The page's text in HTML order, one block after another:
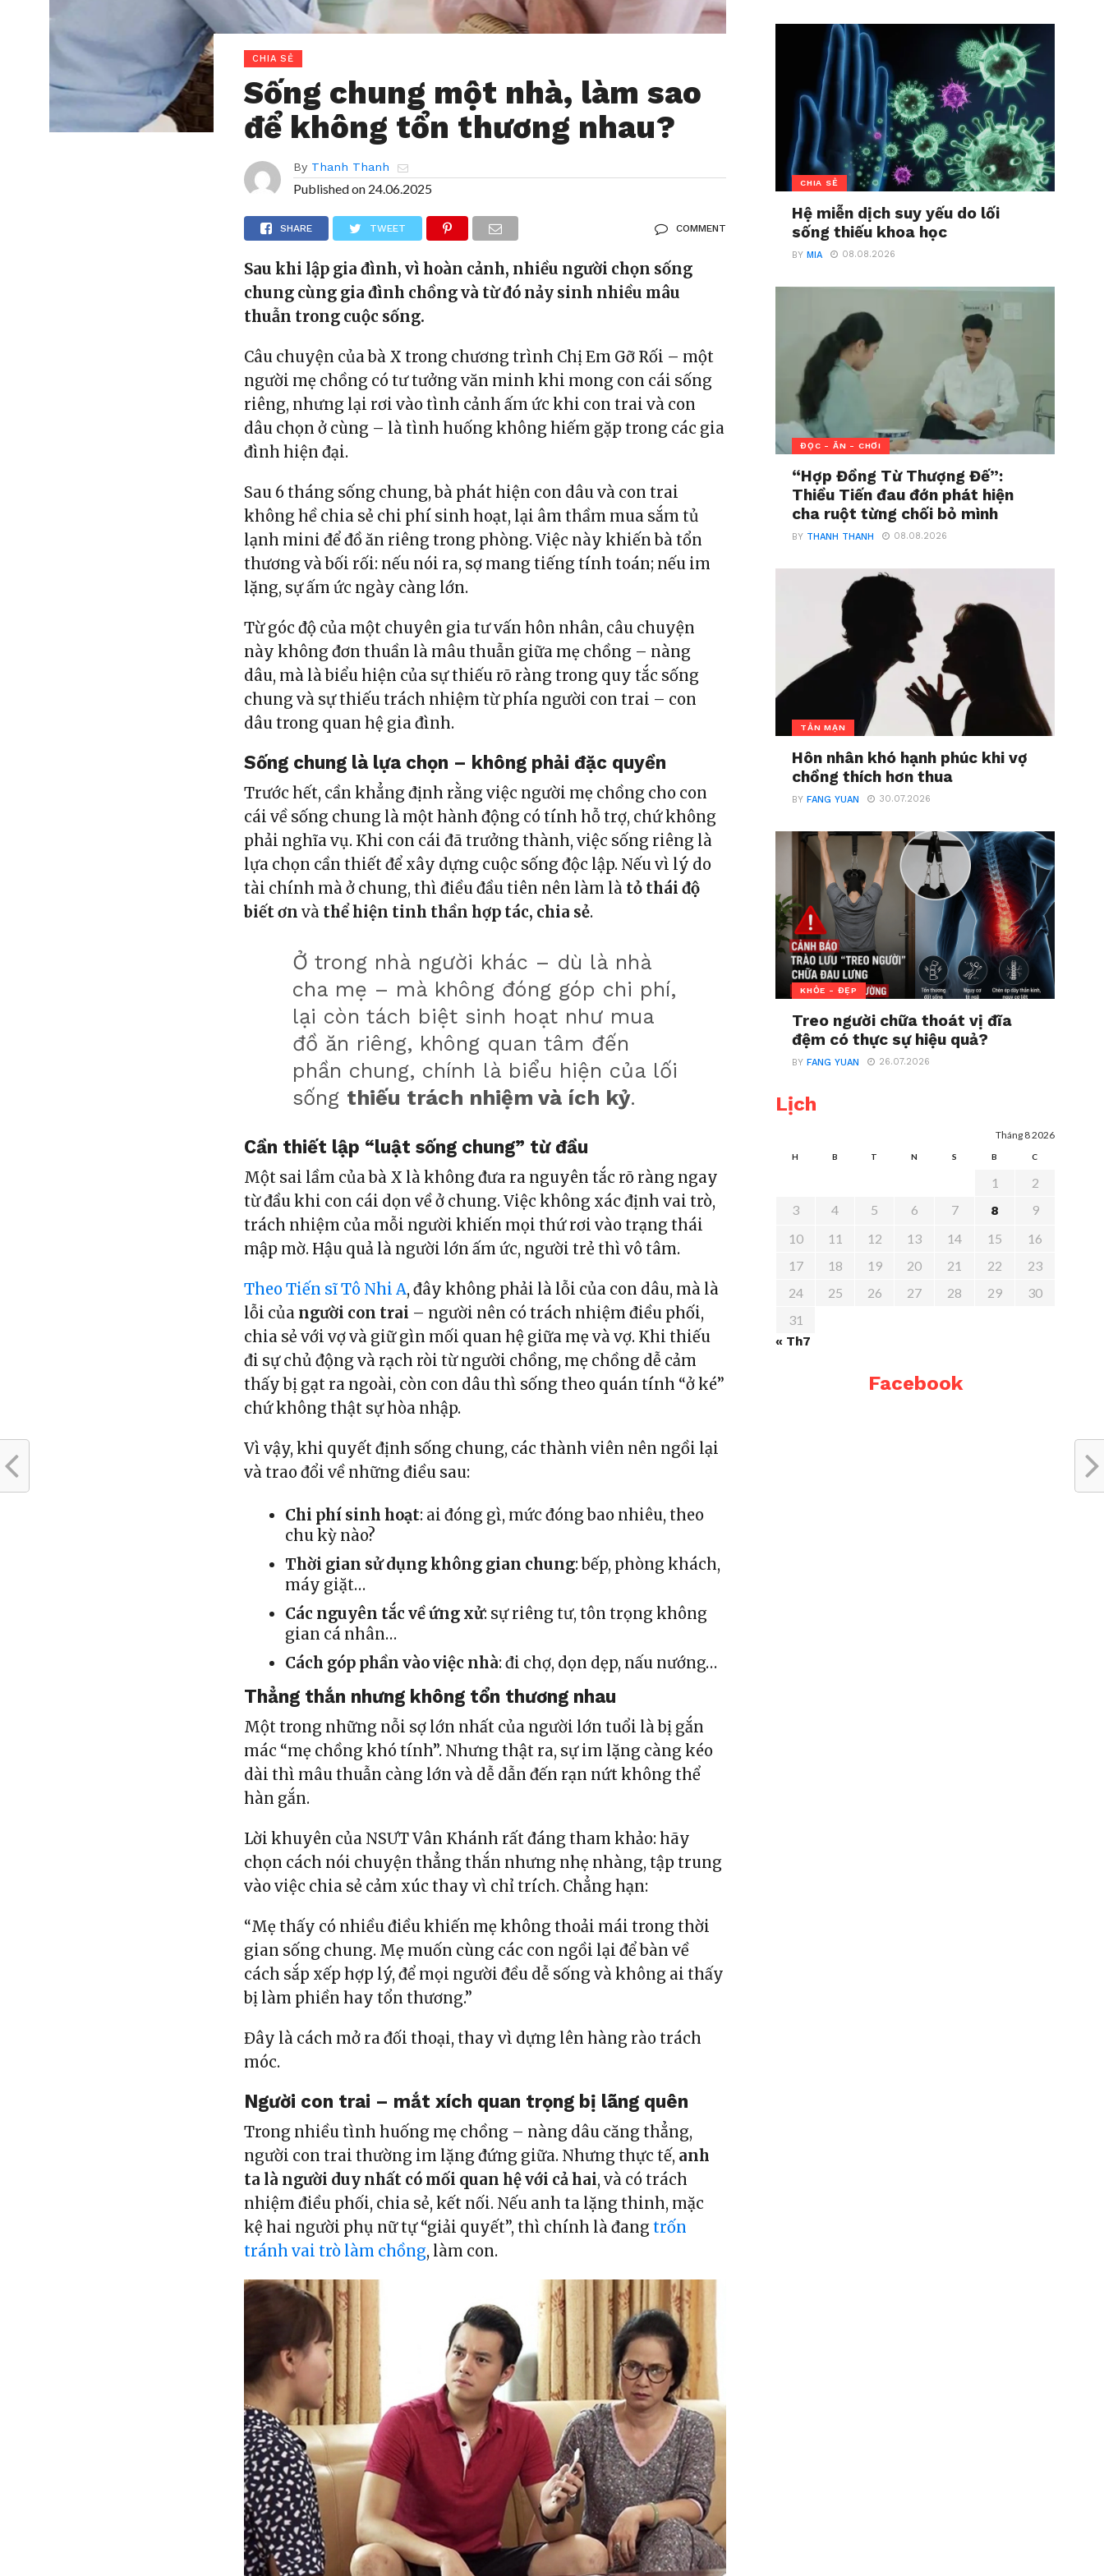
CHIA SẺ
Sống chung một nhà, làm sao
để không tổn thương nhau?
By Thanh Thanh
Published on 24.06.2025
SHARE TWEET COMMENT
Sau khi lập gia đình, vì hoàn cảnh, nhiều người chọn sống
chung cùng gia đình chồng và từ đó nảy sinh nhiều mâu
thuẫn trong cuộc sống.
Câu chuyện của bà X trong chương trình Chị Em Gỡ Rối – một
người mẹ chồng có tư tưởng văn minh khi mong con cái sống
riêng, nhưng lại rơi vào tình cảnh ấm ức khi con trai và con
dâu chọn ở cùng – là tình huống không hiếm gặp trong các gia
đình hiện đại.
Sau 6 tháng sống chung, bà phát hiện con dâu và con trai
không hề chia sẻ chi phí sinh hoạt, lại âm thầm mua sắm tủ
lạnh mini để đồ ăn riêng trong phòng. Việc này khiến bà tổn
thương và bối rối: nếu nói ra, sợ mang tiếng tính toán; nếu im
lặng, sự ấm ức ngày càng lớn.
Từ góc độ của một chuyên gia tư vấn hôn nhân, câu chuyện
này không đơn thuần là mâu thuẫn giữa mẹ chồng – nàng
dâu, mà là biểu hiện của sự thiếu rõ ràng trong quy tắc sống
chung và sự thiếu trách nhiệm từ phía người con trai – con
dâu trong quan hệ gia đình.
Sống chung là lựa chọn – không phải đặc quyền
Trước hết, cần khẳng định rằng việc người mẹ chồng cho con
cái về sống chung là một hành động có tính hỗ trợ, chứ không
phải nghĩa vụ. Khi con cái đã trưởng thành, việc sống riêng là
lựa chọn cần thiết để xây dựng cuộc sống độc lập. Nếu vì lý do
tài chính mà ở chung, thì điều đầu tiên nên làm là tỏ thái độ
biết ơn và thể hiện tinh thần hợp tác, chia sẻ.
Ở trong nhà người khác – dù là nhà
cha mẹ – mà không đóng góp chi phí,
lại còn tách biệt sinh hoạt như mua
đồ ăn riêng, không quan tâm đến
phần chung, chính là biểu hiện của lối
sống thiếu trách nhiệm và ích kỷ.
Cần thiết lập “luật sống chung” từ đầu
Một sai lầm của bà X là không đưa ra nguyên tắc rõ ràng ngay
từ đầu khi con cái dọn về ở chung. Việc không xác định vai trò,
trách nhiệm của mỗi người khiến mọi thứ rơi vào trạng thái
mập mờ. Hậu quả là người lớn ấm ức, người trẻ thì vô tâm.
Theo Tiến sĩ Tô Nhi A, đây không phải là lỗi của con dâu, mà là
lỗi của người con trai – người nên có trách nhiệm điều phối,
chia sẻ với vợ và giữ gìn mối quan hệ giữa mẹ và vợ. Khi thiếu
đi sự chủ động và rạch ròi từ người chồng, mẹ chồng dễ cảm
thấy bị gạt ra ngoài, còn con dâu thì sống theo quán tính “ở ké”
chứ không thật sự hòa nhập.
Vì vậy, khi quyết định sống chung, các thành viên nên ngồi lại
và trao đổi về những điều sau:
Chi phí sinh hoạt: ai đóng gì, mức đóng bao nhiêu, theo
chu kỳ nào?
Thời gian sử dụng không gian chung: bếp, phòng khách,
máy giặt…
Các nguyên tắc về ứng xử: sự riêng tư, tôn trọng không
gian cá nhân…
Cách góp phần vào việc nhà: đi chợ, dọn dẹp, nấu nướng…
Thẳng thắn nhưng không tổn thương nhau
Một trong những nỗi sợ lớn nhất của người lớn tuổi là bị gắn
mác “mẹ chồng khó tính”. Nhưng thật ra, sự im lặng càng kéo
dài thì mâu thuẫn càng lớn và dễ dẫn đến rạn nứt không thể
hàn gắn.
Lời khuyên của NSƯT Vân Khánh rất đáng tham khảo: hãy
chọn cách nói chuyện thẳng thắn nhưng nhẹ nhàng, tập trung
vào việc chia sẻ cảm xúc thay vì chỉ trích. Chẳng hạn:
“Mẹ thấy có nhiều điều khiến mẹ không thoải mái trong thời
gian sống chung. Mẹ muốn cùng các con ngồi lại để bàn về
cách sắp xếp hợp lý, để mọi người đều dễ sống và không ai thấy
bị làm phiền hay tổn thương.”
Đây là cách mở ra đối thoại, thay vì dựng lên hàng rào trách
móc.
Người con trai – mắt xích quan trọng bị lãng quên
Trong nhiều tình huống mẹ chồng – nàng dâu căng thẳng,
người con trai thường im lặng đứng giữa. Nhưng thực tế, anh
ta là người duy nhất có mối quan hệ với cả hai, và có trách
nhiệm điều phối, chia sẻ, kết nối. Nếu anh ta lặng thinh, mặc
kệ hai người phụ nữ tự “giải quyết”, thì chính là đangtrốn
tránh vai trò làm chồng, làm con.
CHIA SẺ
Hệ miễn dịch suy yếu do lối
sống thiếu khoa học
BYMIA 08.08.2026
ĐỌC - ĂN - CHƠI
“Hợp Đồng Từ Thượng Đế”:
Thiều Tiến đau đớn phát hiện
cha ruột từng chối bỏ mình
BY THANH THANH 08.08.2026
TẢN MẠN
Hôn nhân khó hạnh phúc khi vợ
chồng thích hơn thua
BYFANG YUAN 30.07.2026
KHỎE - ĐẸP
Treo người chữa thoát vị đĩa
đệm có thực sự hiệu quả?
BYFANG YUAN 26.07.2026
Lịch
Tháng 8 2026
H B T N S B C
1
2
3
4 5 6 7 8
9
10
11 12 13 14 15
16
17
18 19 20 21 22
23
24
25 26 27 28 29
30
31
« Th7
Facebook